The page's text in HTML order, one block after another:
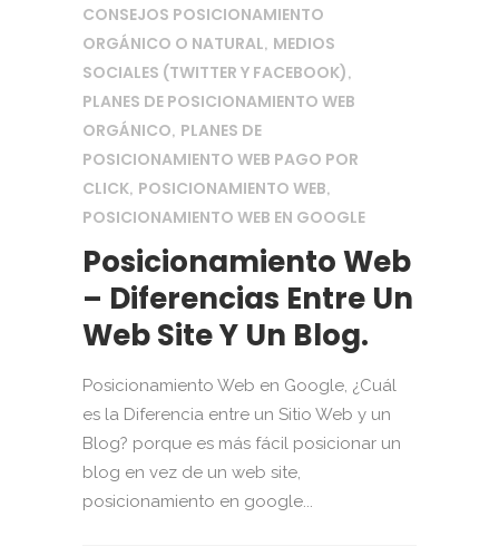
CONSEJOS POSICIONAMIENTO
ORGÁNICO O NATURAL, MEDIOS
SOCIALES (TWITTER Y FACEBOOK),
PLANES DE POSICIONAMIENTO WEB
ORGÁNICO, PLANES DE
POSICIONAMIENTO WEB PAGO POR
CLICK, POSICIONAMIENTO WEB,
POSICIONAMIENTO WEB EN GOOGLE
Posicionamiento Web
– Diferencias Entre Un
Web Site Y Un Blog.
Posicionamiento Web en Google, ¿Cuál
es la Diferencia entre un Sitio Web y un
Blog? porque es más fácil posicionar un
blog en vez de un web site,
posicionamiento en google...